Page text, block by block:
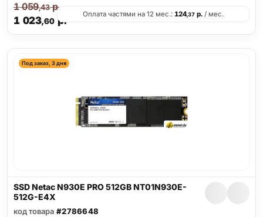
1 023,60 р.
1 059,43р.
Оплата частями на 12 мес.: 124,37р./ мес.
Под заказ, 3 дня
SSD Netac N930E PRO 512GB NT01N930E-
512G-E4X
код товара #2786648